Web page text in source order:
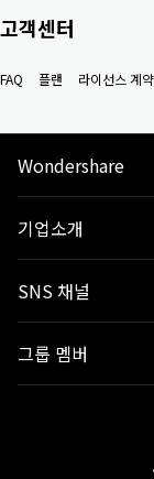
고객센터
FAQ 플랜 라이선스 계약
Wondershare
기업소개
SNS 채널
그룹 멤버